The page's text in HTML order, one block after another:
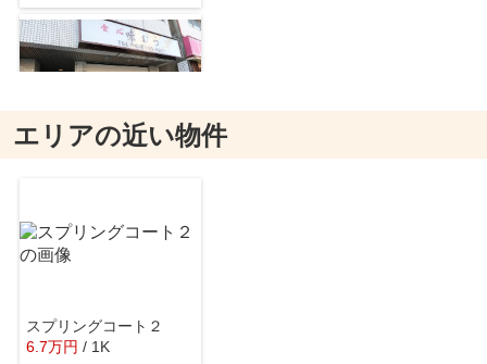
食心 味むら
エリアの近い物件
スプリングコート２
6.7万円 / 1K